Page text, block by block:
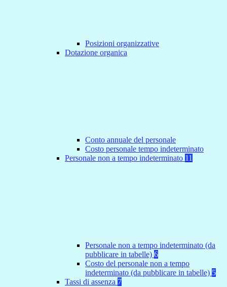
Posizioni organizzative
Dotazione organica
Conto annuale del personale
Costo personale tempo indeterminato
Personale non a tempo indeterminato 11
Personale non a tempo indeterminato (da
pubblicare in tabelle) 6
Costo del personale non a tempo
indeterminato (da pubblicare in tabelle) 5
Tassi di assenza 7